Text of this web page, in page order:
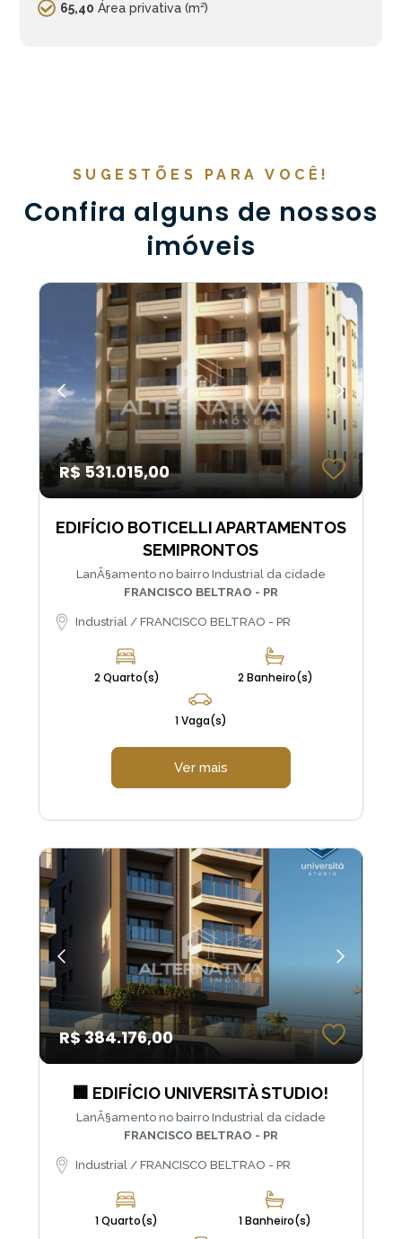
65,40 Área privativa (m²)
SUGESTÕES PARA VOCÊ!
Confira alguns de nossos
imóveis
R$ 531.015,00
EDIFÍCIO BOTICELLI APARTAMENTOS
SEMIPRONTOS
LanÃ§amento no bairro Industrial da cidade
FRANCISCO BELTRAO - PR
Industrial / FRANCISCO BELTRAO - PR
2 Quarto(s) 2 Banheiro(s)
1 Vaga(s)
Ver mais
R$ 384.176,00
🏢 EDIFÍCIO UNIVERSITÀ STUDIO!
LanÃ§amento no bairro Industrial da cidade
FRANCISCO BELTRAO - PR
Industrial / FRANCISCO BELTRAO - PR
1 Quarto(s) 1 Banheiro(s)